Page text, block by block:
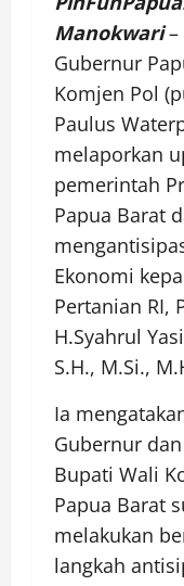
Manokwari
Gubernur
Komjen Pol
Paulus
melaporkan
pemerintah
Papua Barat
Ekonomi
Pertanian RI,
H.Syahrul
S.H., M.Si.,
Ia
Gubernur
Bupati Wali
Papua Barat
melakukan
langkah